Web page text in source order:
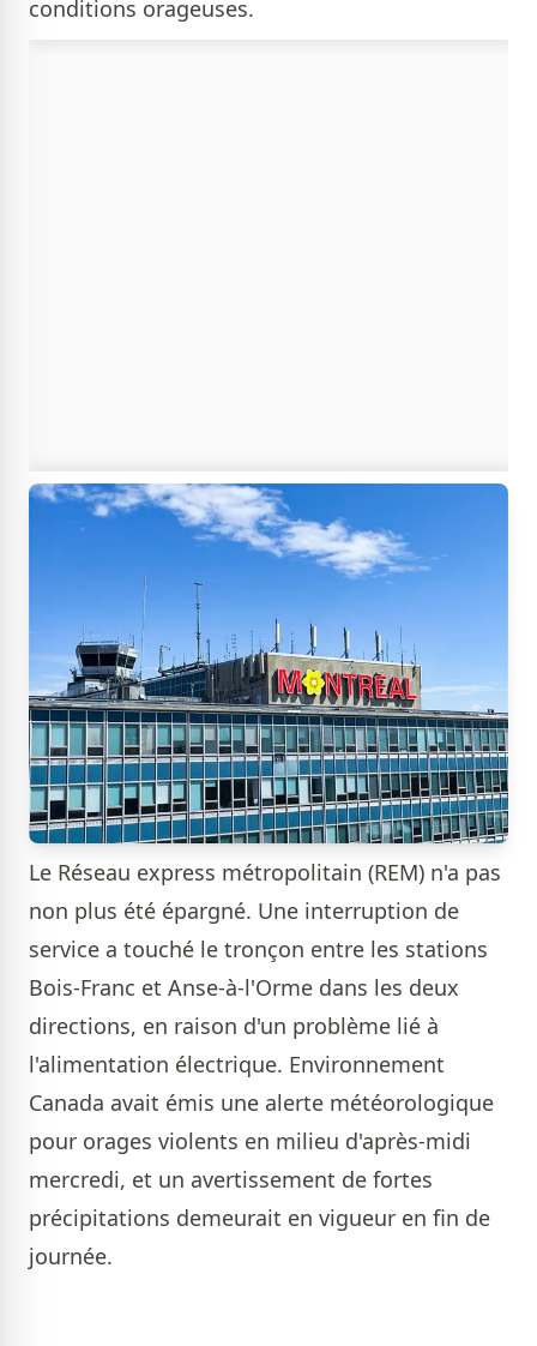
conditions orageuses.
Le Réseau express métropolitain (REM) n'a pas
non plus été épargné. Une interruption de
service a touché le tronçon entre les stations
Bois-Franc et Anse-à-l'Orme dans les deux
directions, en raison d'un problème lié à
l'alimentation électrique. Environnement
Canada avait émis une alerte météorologique
pour orages violents en milieu d'après-midi
mercredi, et un avertissement de fortes
précipitations demeurait en vigueur en fin de
journée.